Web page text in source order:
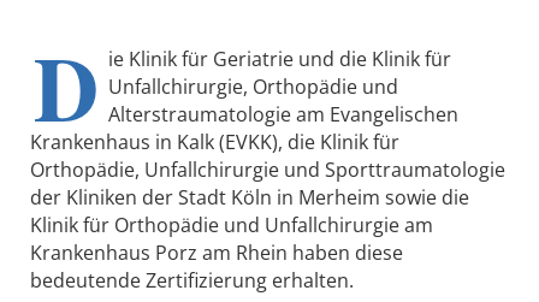
D ie Klinik für Geriatrie und die Klinik für
Unfallchirurgie, Orthopädie und
Alterstraumatologie am Evangelischen
Krankenhaus in Kalk (EVKK), die Klinik für
Orthopädie, Unfallchirurgie und Sporttraumatologie
der Kliniken der Stadt Köln in Merheim sowie die
Klinik für Orthopädie und Unfallchirurgie am
Krankenhaus Porz am Rhein haben diese
bedeutende Zertifizierung erhalten.